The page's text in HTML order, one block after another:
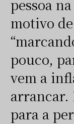
pessoa
motivo
pouco,
vem a
arrancar.
para a